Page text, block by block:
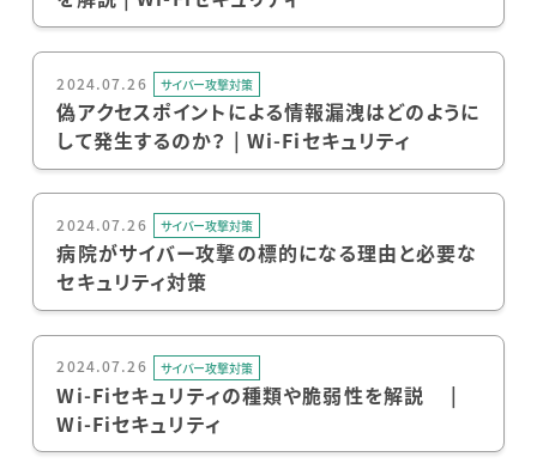
2024.07.26 サイバー攻撃対策
偽アクセスポイントによる情報漏洩はどのように
して発生するのか？ | Wi-Fiセキュリティ
2024.07.26 サイバー攻撃対策
病院がサイバー攻撃の標的になる理由と必要な
セキュリティ対策
2024.07.26 サイバー攻撃対策
Wi-Fiセキュリティの種類や脆弱性を解説 |
Wi-Fiセキュリティ